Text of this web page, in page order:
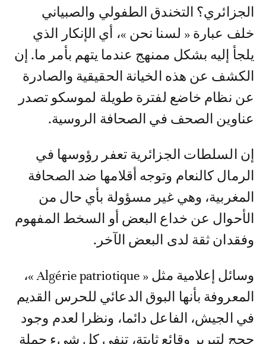
الجزائري؟ التخندق الطفولي والصبياني
خلف عبارة « لسنا نحن »، أي الإنكار الذي
يلجأ إليه بشكل ممنهج عندما يتهم بأمر ما. إن
الكشف عن هذه الخيانة الحقيقية والصادرة
عن نظام خاضع لفترة طويلة لموسكو تصدر
عناوين الصحف في الصحافة الروسية.
إن السلطات الجزائرية تعفر رؤوسها في
الرمال كالنعام وتوجه أقلامها ضد الصحافة
المغربية، وهي غير مسؤولة بأي حال من
الأحوال عن خداع البعض أو السخط المفهوم
وفقدان ثقة لدى البعض الآخر.
وسائل إعلامية مثل « Algérie patriotique »،
المعروفة بأنها البوق الدعائي للحرس القديم
في الجيش، الفاعل دائما، ونظرا لعدم وجود
حجج لتبرير وقائع ثابتة، تنفي كل شيء جملة